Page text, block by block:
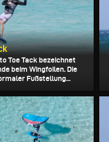
Toe Tack bezeichnet
beim Wingfoilen. Die
Fußstellung...